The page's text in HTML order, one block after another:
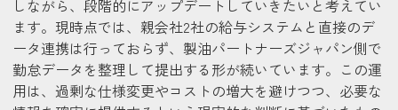
しながら、段階的にアップデートしていきたいと考えてい
ます。現時点では、親会社2社の給与システムと直接のデ
ータ連携は行っておらず、製油パートナーズジャパン側で
勤怠データを整理して提出する形が続いています。この運
用は、過剰な仕様変更やコストの増大を避けつつ、必要な